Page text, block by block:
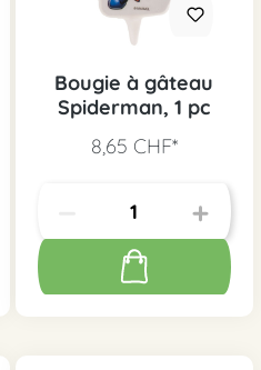
Bougie à gâteau
Spiderman, 1 pc
8,65 CHF*